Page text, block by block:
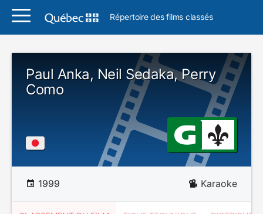
Répertoire des films classés
Paul Anka, Neil Sedaka, Perry
Como
1999 Karaoke